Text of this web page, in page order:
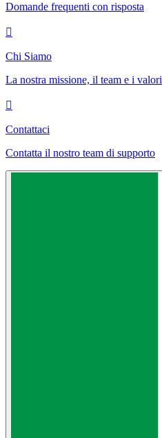
Domande frequenti con risposta
Chi Siamo
La nostra missione, il team e i valori
Contattaci
Contatta il nostro team di supporto